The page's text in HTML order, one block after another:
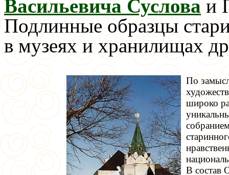
Васильевича Суслова и
Подлинные образцы
в музеях и хранилищах
По
широко
В состав